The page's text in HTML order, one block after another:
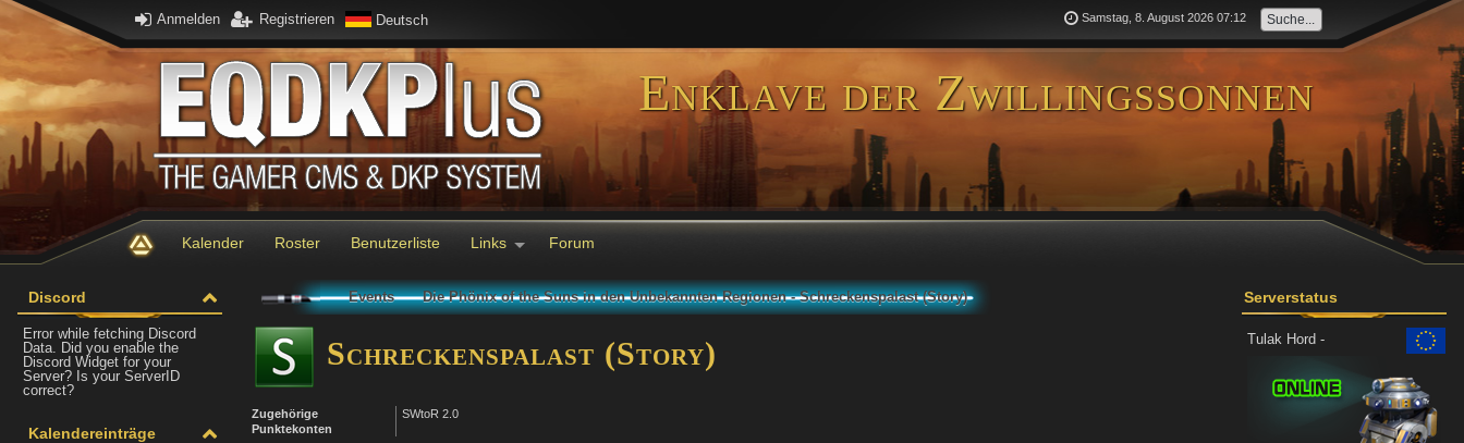
Anmelden Registrieren Deutsch Samstag, 8. August 2026 07:12
Enklave der Zwillingssonnen
Kalender Roster Benutzerliste Links Forum
Discord
Error while fetching Discord
Data. Did you enable the
Discord Widget for your
Server? Is your ServerID
correct?
Kalendereinträge
Events Die Phönix of the Suns in den Unbekannten Regionen - Schreckenspalast (Story)
Schreckenspalast (Story)
Zugehörige
Punktekonten
SWtoR 2.0
Serverstatus
Tulak Hord -